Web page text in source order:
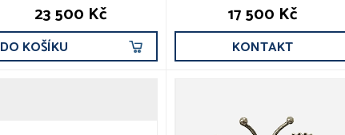
23 500 Kč
DO KOŠÍKU
17 500 Kč
KONTAKT